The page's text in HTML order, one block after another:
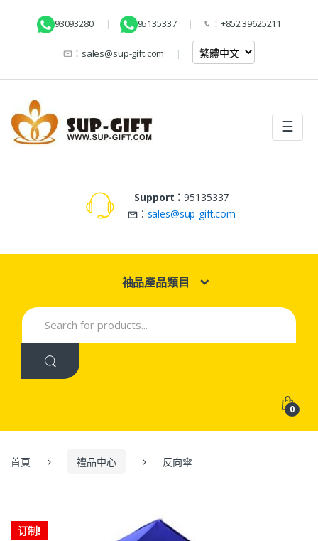
93093280 95135337 ： +852 39625211
： sales@sup-gift.com
☰
Support：95135337
： sales@sup-gift.com
袖品產品類目
Search
for:
0
首頁 禮品中心 反向傘
订制!